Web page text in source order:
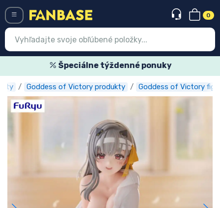
0
Špeciálne týždenné ponuky
Goddess of Victory produkty Goddess of Victory
Prihlásiť sa Registrácia
Najnovšie
Expresná preprava
Predobjednávky
Outlet produkty